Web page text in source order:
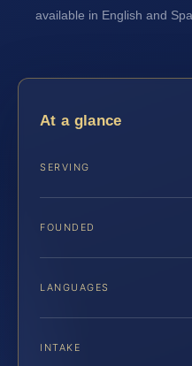
available in English and
At a glance
SERVING
FOUNDED
LANGUAGES
INTAKE